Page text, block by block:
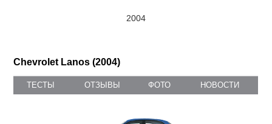
2004
Chevrolet Lanos (2004)
ТЕСТЫ ОТЗЫВЫ ФОТО НОВОСТИ